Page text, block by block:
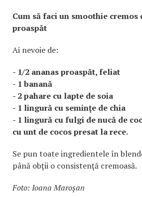
Cum să faci un smoothie cremos
proaspăt
Ai nevoie de:
- 1/2 ananas proaspăt, feliat
- 1 banană
- 2 pahare cu lapte de soia
- 1 lingură cu seminţe de chia
- 1 lingură cu fulgi de nucă de
cu unt de cocos presat la rece.
Se pun toate ingredientele în
până obţii o consistenţă cremoasă.
Foto: Ioana Maroşan